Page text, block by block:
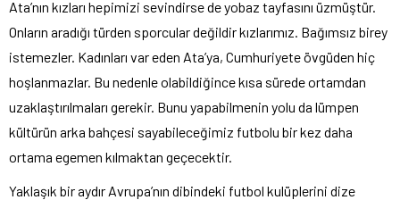
Ata’nın kızları hepimizi sevindirse de yobaz tayfasını üzmüştür.
Onların aradığı türden sporcular değildir kızlarımız. Bağımsız birey
istemezler. Kadınları var eden Ata’ya, Cumhuriyete övgüden hiç
hoşlanmazlar. Bu nedenle olabildiğince kısa sürede ortamdan
uzaklaştırılmaları gerekir. Bunu yapabilmenin yolu da lümpen
kültürün arka bahçesi sayabileceğimiz futbolu bir kez daha
ortama egemen kılmaktan geçecektir.
Yaklaşık bir aydır Avrupa’nın dibindeki futbol kulüplerini dize